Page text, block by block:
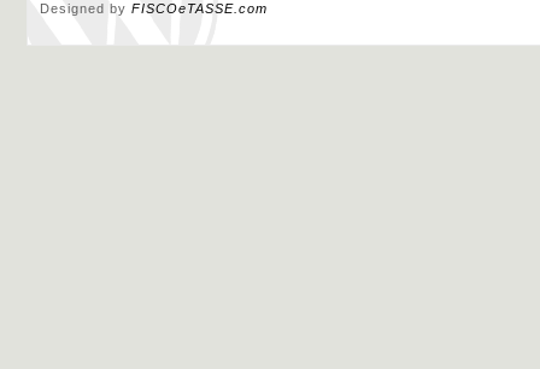
Designed by FISCOeTASSE.com